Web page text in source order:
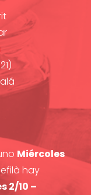
Miércoles
hay
2/10 –